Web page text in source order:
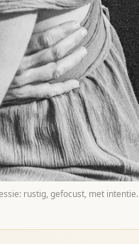
rustig, gefocust, met intentie.